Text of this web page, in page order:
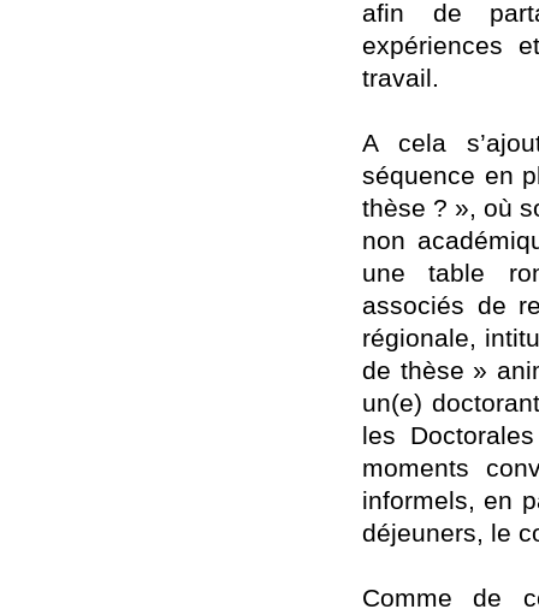
afin de
expériences
travail.
A cela
séquence en
thèse ? », où
non
une table
associés de
régionale,
de thèse »
un(e)
les
moments
informels, en
déjeuners, le
Comme de